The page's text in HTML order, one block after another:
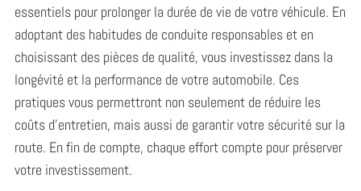
essentiels pour prolonger la durée de vie de votre véhicule. En
adoptant des habitudes de conduite responsables et en
choisissant des pièces de qualité, vous investissez dans la
longévité et la performance de votre automobile. Ces
pratiques vous permettront non seulement de réduire les
coûts d’entretien, mais aussi de garantir votre sécurité sur la
route. En fin de compte, chaque effort compte pour préserver
votre investissement.